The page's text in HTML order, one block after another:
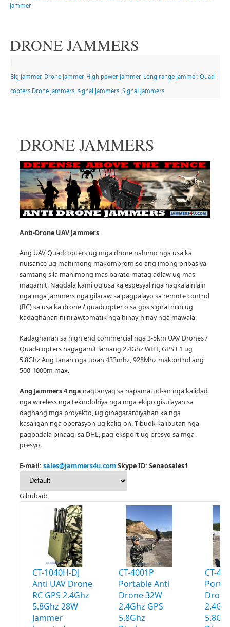
Jammer
DRONE JAMMERS
Big Jammer, Drone Jammer, High power Jammer, Long range Jammer, Quad-
copters Drone Jammers, signal jammers, Signal Jammers
DRONE JAMMERS
Anti-Drone UAV Jammers
Ang UAV Quadcopters ug mga drone nahimo nga usa ka
nuisance ug mahimong makompromiso ang imong pribasiya
samtang sila mahimong mas barato matag adlaw ug mas
magamit. Nagdala kami og usa ka espesyal nga nagkalainlain
nga mga jammers nga gilaraw sa pagpalayo sa remote control
(RC) sa usa ka drone / quadcopter o sa gps signal niini ug
kadaghanan niini awtomatik nga hinay-hinay nga mawala.
Kadaghanan sa high end commercial nga 3-5km UAV Drones /
Quad-copters nagagamit lamang 2.4Ghz WIFI, GPS L1 ug
5.8Ghz Ang tanan nga uban 433mhz, 928Mhz makontrol ang
500-1000m max.
Ang Jammers 4 nga nagtanyag sa napamatud-an nga kalidad
nga wireless nga teknolohiya nga mga ekipo gisulayan sa
daghang mga proyekto, ug ginagarantiyahan ka nga
kasaligan nga operasyon ug kalig-on.Tibuok kalibutan nga
pagpadala pinaagi sa DHL, pag-eksport ug presyo sa mga
presyo.
E-mail: sales@jammers4u.comSkype ID: Senaosales1
Gihubad:
CT-1040H-DJ
Anti UAV Drone
RC GPS 2.4Ghz
5.8Ghz 28W
Jammer
CT-4001P
Portable Anti
Drone 32W
2.4Ghz GPS
5.8Ghz
CT-